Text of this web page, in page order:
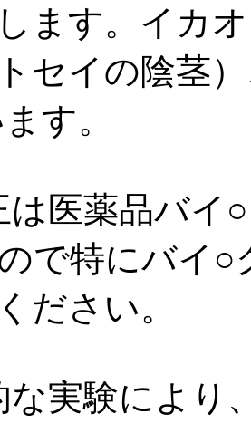
ます。イカ
セイの陰茎
す。
は医薬品バイ
で特にバイ
ださい。
な実験により